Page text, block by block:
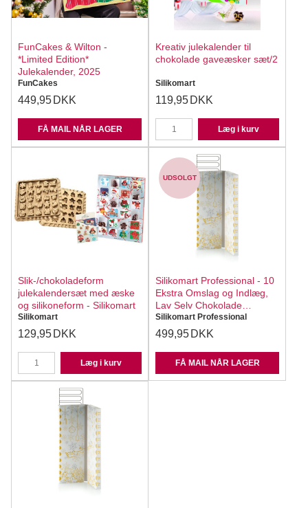
FunCakes & Wilton -
*Limited Edition*
Julekalender, 2025
FunCakes
449,95 DKK
FÅ MAIL NÅR LAGER
Kreativ julekalender til
chokolade gaveæsker sæt/2
Silikomart
119,95 DKK
Læg i kurv
Slik-/chokoladeform
julekalendersæt med æske
og silikoneform - Silikomart
Silikomart
129,95 DKK
Læg i kurv
UDSOLGT
Silikomart Professional - 10
Ekstra Omslag og Indlæg,
Lav Selv Chokolade
Julekalender
Silikomart Professional
499,95 DKK
FÅ MAIL NÅR LAGER